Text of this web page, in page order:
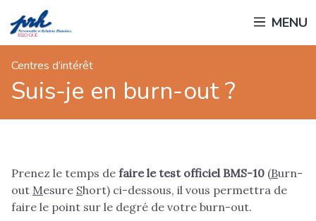
au
contenu
principal
MENU
Centres d’intérêt
Suis-je en burn-out ?
Prenez le temps de faire le test officiel BMS-10 (Burn-
out Mesure Short) ci-dessous, il vous permettra de
faire le point sur le degré de votre burn-out.